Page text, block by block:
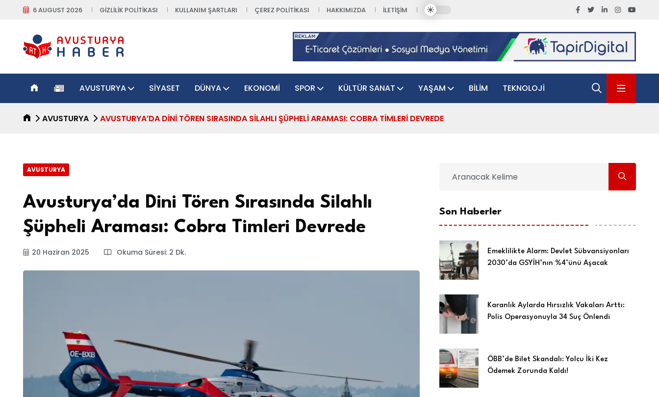
6 AUGUST 2026 GIZLILIK POLITIKASI KULLANIM ŞARTLARI ÇEREZ POLITIKASI HAKKIMIZDA İLETIŞIM
AVUSTURYA SIYASET DÜNYA EKONOMI SPOR KÜLTÜR SANAT YAŞAM BILIM TEKNOLOJI
AVUSTURYA AVUSTURYA’DA DINI TÖREN SIRASINDA SILAHLI ŞÜPHELI ARAMASI: COBRA TIMLERI DEVREDE
AVUSTURYA
Avusturya’da Dini Tören Sırasında Silahlı
Şüpheli Araması: Cobra Timleri Devrede
20 Haziran 2025 Okuma Süresi: 2 Dk.
Son Haberler
Emeklilikte Alarm: Devlet Sübvansiyonları
2030’da GSYİH’nın %4’ünü Aşacak
Karanlık Aylarda Hırsızlık Vakaları Arttı:
Polis Operasyonuyla 34 Suç Önlendi
ÖBB’de Bilet Skandalı: Yolcu İki Kez
Ödemek Zorunda Kaldı!